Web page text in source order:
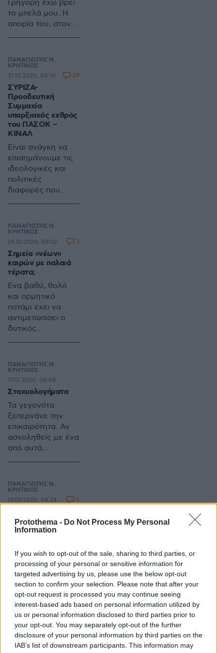
Protothema - Do Not Process My Personal
Information
If you wish to opt-out of the sale, sharing to third parties, or
processing of your personal or sensitive information for
targeted advertising by us, please use the below opt-out
section to confirm your selection. Please note that after your
opt-out request is processed you may continue seeing
interest-based ads based on personal information utilized by
us or personal information disclosed to third parties prior to
your opt-out. You may separately opt-out of the further
disclosure of your personal information by third parties on the
IAB’s list of downstream participants. This information may
Λοζάνης και
Παρισίων, είναι το
επόμενο στάδιο.
Γρηγόρη έχω βρει
το μπελά μου. Η
απορία του, στον
ΠΑΝΑΓΙΩΤΗΣ Ν.
ΚΡΗΤΙΚΟΣ
ΣΥΡΙΖΑ-
Προοδευτική
Συμμαχία
υπαρξιακός εχθρός
του ΠΑΣΟΚ –
ΚΙΝΑΛ
Είναι ανάγκη να
επισημάνουμε τις
ιδεολογικές και
πολιτικές
διαφορές που
μεγαλύτερων
κοινοβουλευτικών
κομμάτων, δηλαδή
τη Νέα
Δημοκρατία, το
ΚΙΝ.ΑΛ (ΠΑ.ΣΟ.Κ)
και τον ΣΥΡΙΖΑ-
ΠΡΟΟΔΕΥΤΙΚΗ
ΣΥΜΜΑΧΙΑ.
31.10.2020, 08:10 29
ΠΑΝΑΓΙΩΤΗΣ Ν.
ΚΡΗΤΙΚΟΣ
Σημεία «νέων»
καιρών με παλαιά
τέρατα;
Ένα βαθύ, θολό
και ορμητικό
ποτάμι έχει να
αντιμετωπίσει ο
δυτικός
οθωμανικός
αναθεωρητισμός
του Αδόλφου Φον
Ερντογάν, το οποίο
όλο και
φουσκώνει, όλο
και μεγαλώνει, όλο
και γίνεται
περισσότερο
ζήτημα χρόνου.
24.10.2020, 09:02 3
ΠΑΝΑΓΙΩΤΗΣ Ν.
ΚΡΗΤΙΚΟΣ
Σταχυολογήματα
Τα γεγονότα
ξεπερνάνε την
επικαιρότητα. Αν
ασχοληθείς με ένα
από αυτά
υπόλοιπα. Γίνονται
παρελθόν και
μερικές φορές
μορφή
τετελεσμένου.
17.10.2020, 08:08
ΠΑΝΑΓΙΩΤΗΣ Ν.
ΚΡΗΤΙΚΟΣ
νεοθωμανοϊσλαμισ
μός να αποκρουστεί
Είναι γεγονός ότι ο
νεοθωμανισμός
του Ερντογάν είναι
επεκτατικός.
Αποτελεί σταθερή
και φανερή απειλή
για την Ε.Ε, το
δυτικό πολιτισμό
και το δυτικό
τρόπο ζωής.
19.09.2020, 08:24 5
ΠΑΝΑΓΙΩΤΗΣ Ν.
ΚΡΗΤΙΚΟΣ
17.09.2020, 07:11 8